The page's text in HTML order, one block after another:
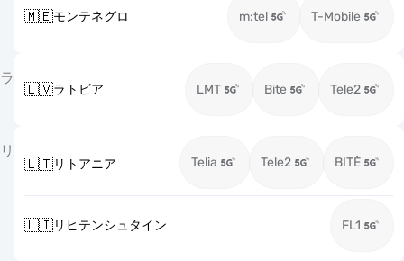
🇲🇪モンテネグロ m:tel T-Mobile
ラ
🇱🇻ラトビア LMT Bite Tele2
リ
🇱🇹リトアニア Telia Tele2 BITĖ
🇱🇮リヒテンシュタイン FL1